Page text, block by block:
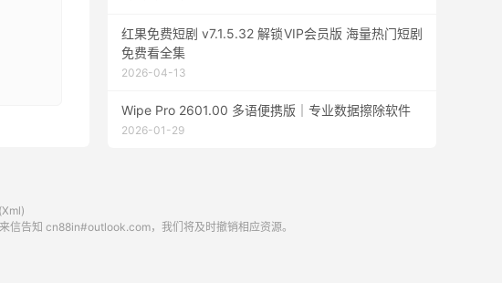
红果免费短剧 v7.1.5.32 解锁VIP会员版 海量热门短剧
免费看全集
2026-04-13
Wipe Pro 2601.00 多语便携版｜专业数据擦除软件
2026-01-29
信告知 cn88in#outlook.com，我们将及时撤销相应资源。